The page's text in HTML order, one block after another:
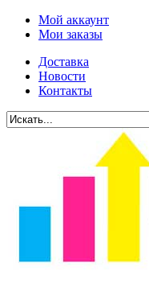
Мой аккаунт
Мои заказы
Доставка
Новости
Контакты